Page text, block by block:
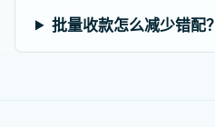
批量收款怎么减少错配？